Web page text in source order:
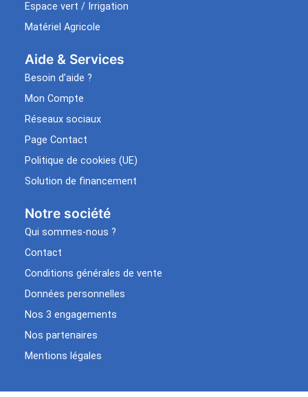
Espace vert / Irrigation
Matériel Agricole
Aide & Services​
Besoin d’aide ?
Mon Compte
Réseaux sociaux
Page Contact
Politique de cookies (UE)
Solution de financement
Notre société
Qui sommes-nous ?
Contact
Conditions générales de vente
Données personnelles
Nos 3 engagements
Nos partenaires
Mentions légales